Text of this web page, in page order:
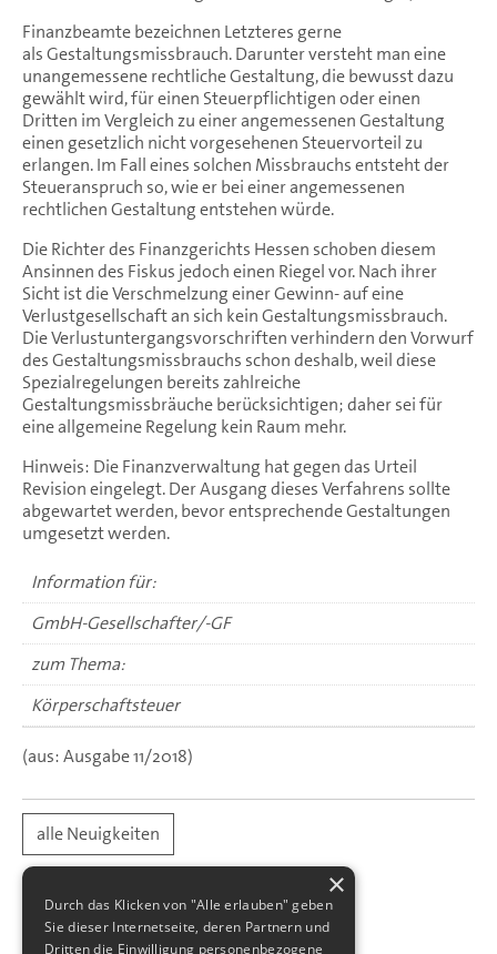
Finanzbeamte bezeichnen Letzteres gerne
als Gestaltungsmissbrauch. Darunter versteht man eine
unangemessene rechtliche Gestaltung, die bewusst dazu
gewählt wird, für einen Steuerpflichtigen oder einen
Dritten im Vergleich zu einer angemessenen Gestaltung
einen gesetzlich nicht vorgesehenen Steuervorteil zu
erlangen. Im Fall eines solchen Missbrauchs entsteht der
Steueranspruch so, wie er bei einer angemessenen
rechtlichen Gestaltung entstehen würde.
Die Richter des Finanzgerichts Hessen schoben diesem
Ansinnen des Fiskus jedoch einen Riegel vor. Nach ihrer
Sicht ist die Verschmelzung einer Gewinn- auf eine
Verlustgesellschaft an sich kein Gestaltungsmissbrauch.
Die Verlustuntergangsvorschriften verhindern den Vorwurf
des Gestaltungsmissbrauchs schon deshalb, weil diese
Spezialregelungen bereits zahlreiche
Gestaltungsmissbräuche berücksichtigen; daher sei für
eine allgemeine Regelung kein Raum mehr.
Hinweis: Die Finanzverwaltung hat gegen das Urteil
Revision eingelegt. Der Ausgang dieses Verfahrens sollte
abgewartet werden, bevor entsprechende Gestaltungen
umgesetzt werden.
Information für:
GmbH-Gesellschafter/-GF
zum Thema:
Körperschaftsteuer
(aus: Ausgabe 11/2018)
alle Neuigkeiten
×
Durch das Klicken von "Alle erlauben" geben
Sie dieser Internetseite, deren Partnern und
Dritten die Einwilligung personenbezogene